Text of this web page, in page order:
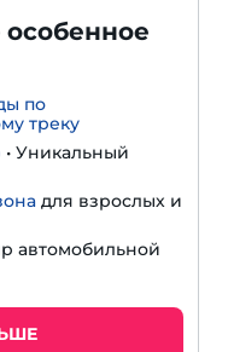
по
треку
• Уникальный
для взрослых и
автомобильной